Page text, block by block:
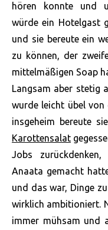
hören konnte und
würde ein Hotelgast
und sie bereute ein
zu können, der
mittelmäßigen Soap
Langsam aber stetig
wurde leicht übel
insgeheim bereute
Karottensalat
Jobs
Anaata gemacht
und das war, Dinge
wirklich ambitioniert.
immer mühsam und